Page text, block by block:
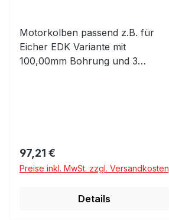
Motorkolben passend z.B. für
Eicher EDK Variante mit
100,00mm Bohrung und 3
Regulärer Preis:
97,21 €
Preise inkl. MwSt. zzgl. Versandkosten
Details